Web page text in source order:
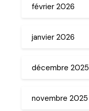
février 2026
janvier 2026
décembre 2025
novembre 2025